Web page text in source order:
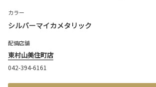
カラー
シルバーマイカメタリック
配備店舗
東村山美住町店
042-394-6161